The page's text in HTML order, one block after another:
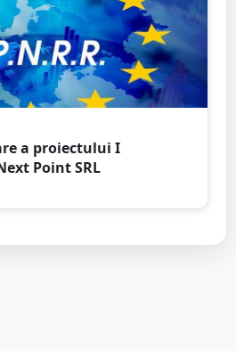
a proiectului I
Point SRL